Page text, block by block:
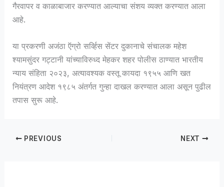
गैरवापर व काळाबाजार करण्यात आल्याचा संशय व्यक्त करण्यात आला
आहे.
या प्रकरणी अजंठा ऍग्रो सर्व्हिस सेंटर दुकानाचे संचालक महेश
श्यामसुंदर गट्टानी यांच्याविरुध्द मेहकर शहर पोलीस ठाण्यात भारतीय
न्याय संहिता २०२३, अत्यावश्यक वस्तू कायदा १९५५ आणि खत
नियंत्रण आदेश १९८५ अंतर्गत गुन्हा दाखल करण्यात आला असून पुढील
तपास सुरू आहे.
PREVIOUS NEXT